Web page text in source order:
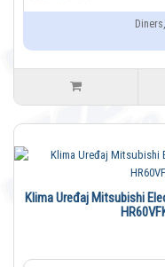
Klima Uređaj Mitsubishi